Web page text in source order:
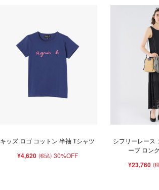
キッズ ロゴ コットン 半袖 Tシャツ
¥4,620 (税込) 30%OFF
シフリーレース
ーブ ロン
¥23,760 (